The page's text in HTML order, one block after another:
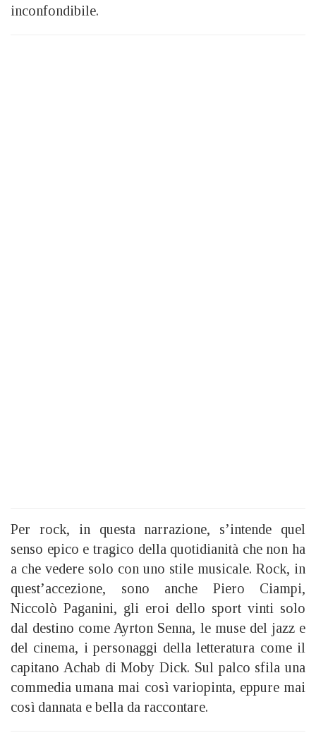
inconfondibile.
Per rock, in questa narrazione, s’intende quel
senso epico e tragico della quotidianità che non ha
a che vedere solo con uno stile musicale. Rock, in
quest’accezione, sono anche Piero Ciampi,
Niccolò Paganini, gli eroi dello sport vinti solo
dal destino come Ayrton Senna, le muse del jazz e
del cinema, i personaggi della letteratura come il
capitano Achab di Moby Dick. Sul palco sfila una
commedia umana mai così variopinta, eppure mai
così dannata e bella da raccontare.